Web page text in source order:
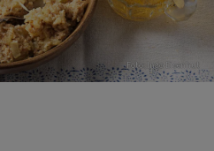
Foto: Ingo Eisenhut